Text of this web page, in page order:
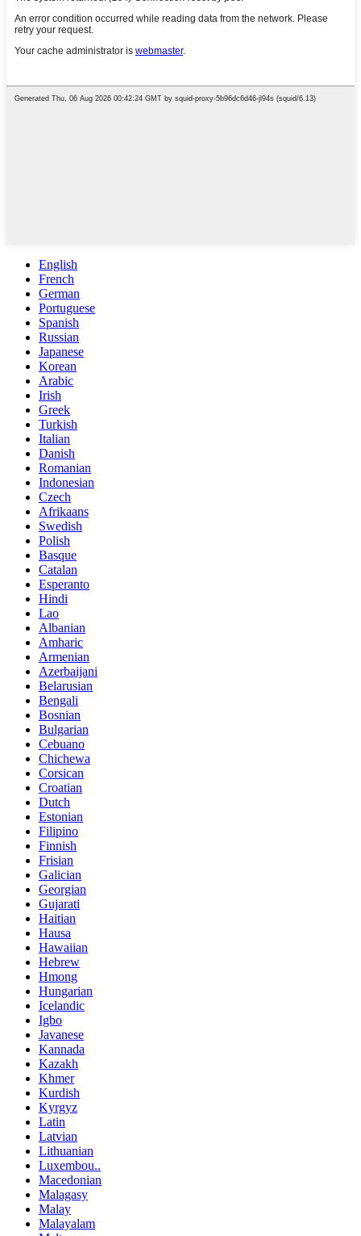
English
French
German
Portuguese
Spanish
Russian
Japanese
Korean
Arabic
Irish
Greek
Turkish
Italian
Danish
Romanian
Indonesian
Czech
Afrikaans
Swedish
Polish
Basque
Catalan
Esperanto
Hindi
Lao
Albanian
Amharic
Armenian
Azerbaijani
Belarusian
Bengali
Bosnian
Bulgarian
Cebuano
Chichewa
Corsican
Croatian
Dutch
Estonian
Filipino
Finnish
Frisian
Galician
Georgian
Gujarati
Haitian
Hausa
Hawaiian
Hebrew
Hmong
Hungarian
Icelandic
Igbo
Javanese
Kannada
Kazakh
Khmer
Kurdish
Kyrgyz
Latin
Latvian
Lithuanian
Luxembou..
Macedonian
Malagasy
Malay
Malayalam